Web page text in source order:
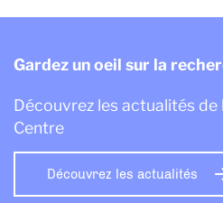
Gardez un oeil sur la
Découvrez les actualités
Centre
Découvrez les actualités